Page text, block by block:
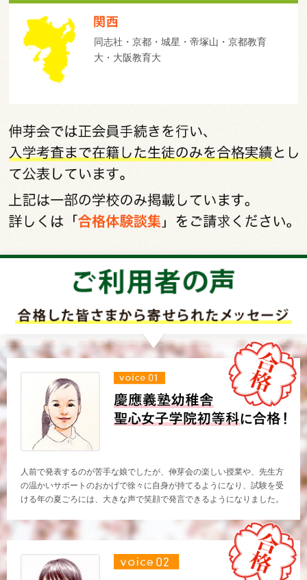
同志社・京都・城星・帝塚山・京都教育
大・大阪教育大
人前で発表するのが苦手な娘でしたが、伸芽会の楽しい授業や、先生方
の温かいサポートのおかげで徐々に自身が持てるようになり、試験を受
ける年の夏ごろには、大きな声で笑顔で発言できるようになりました。